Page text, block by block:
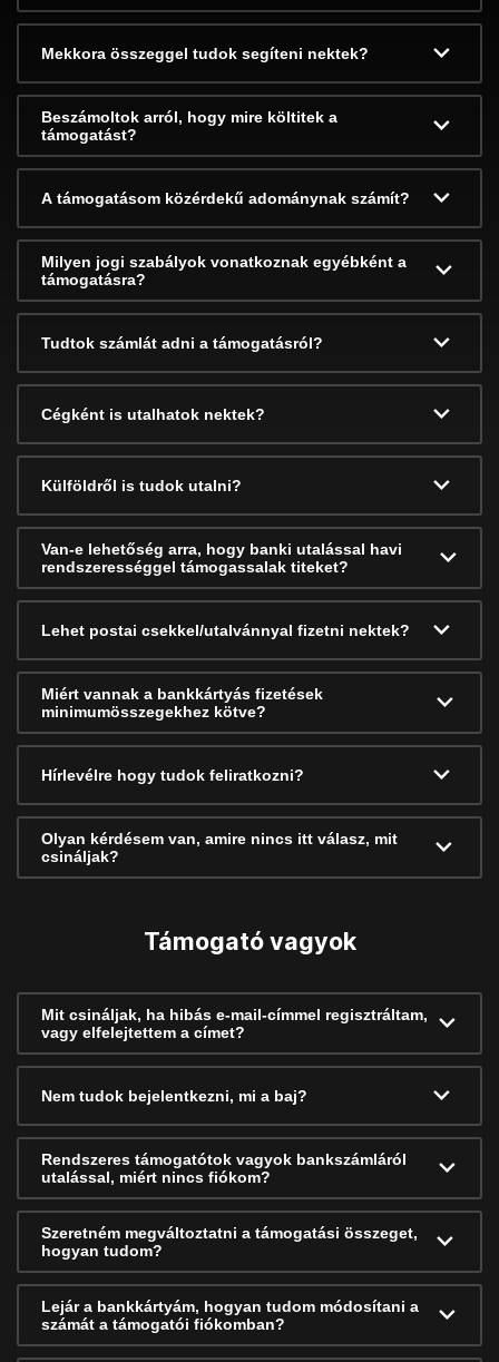
Mekkora összeggel tudok segíteni nektek?
Beszámoltok arról, hogy mire költitek a
támogatást?
A támogatásom közérdekű adománynak számít?
Milyen jogi szabályok vonatkoznak egyébként a
támogatásra?
Tudtok számlát adni a támogatásról?
Cégként is utalhatok nektek?
Külföldről is tudok utalni?
Van-e lehetőség arra, hogy banki utalással havi
rendszerességgel támogassalak titeket?
Lehet postai csekkel/utalvánnyal fizetni nektek?
Miért vannak a bankkártyás fizetések
minimumösszegekhez kötve?
Hírlevélre hogy tudok feliratkozni?
Olyan kérdésem van, amire nincs itt válasz, mit
csináljak?
Támogató vagyok
Mit csináljak, ha hibás e-mail-címmel regisztráltam,
vagy elfelejtettem a címet?
Nem tudok bejelentkezni, mi a baj?
Rendszeres támogatótok vagyok bankszámláról
utalással, miért nincs fiókom?
Szeretném megváltoztatni a támogatási összeget,
hogyan tudom?
Lejár a bankkártyám, hogyan tudom módosítani a
számát a támogatói fiókomban?